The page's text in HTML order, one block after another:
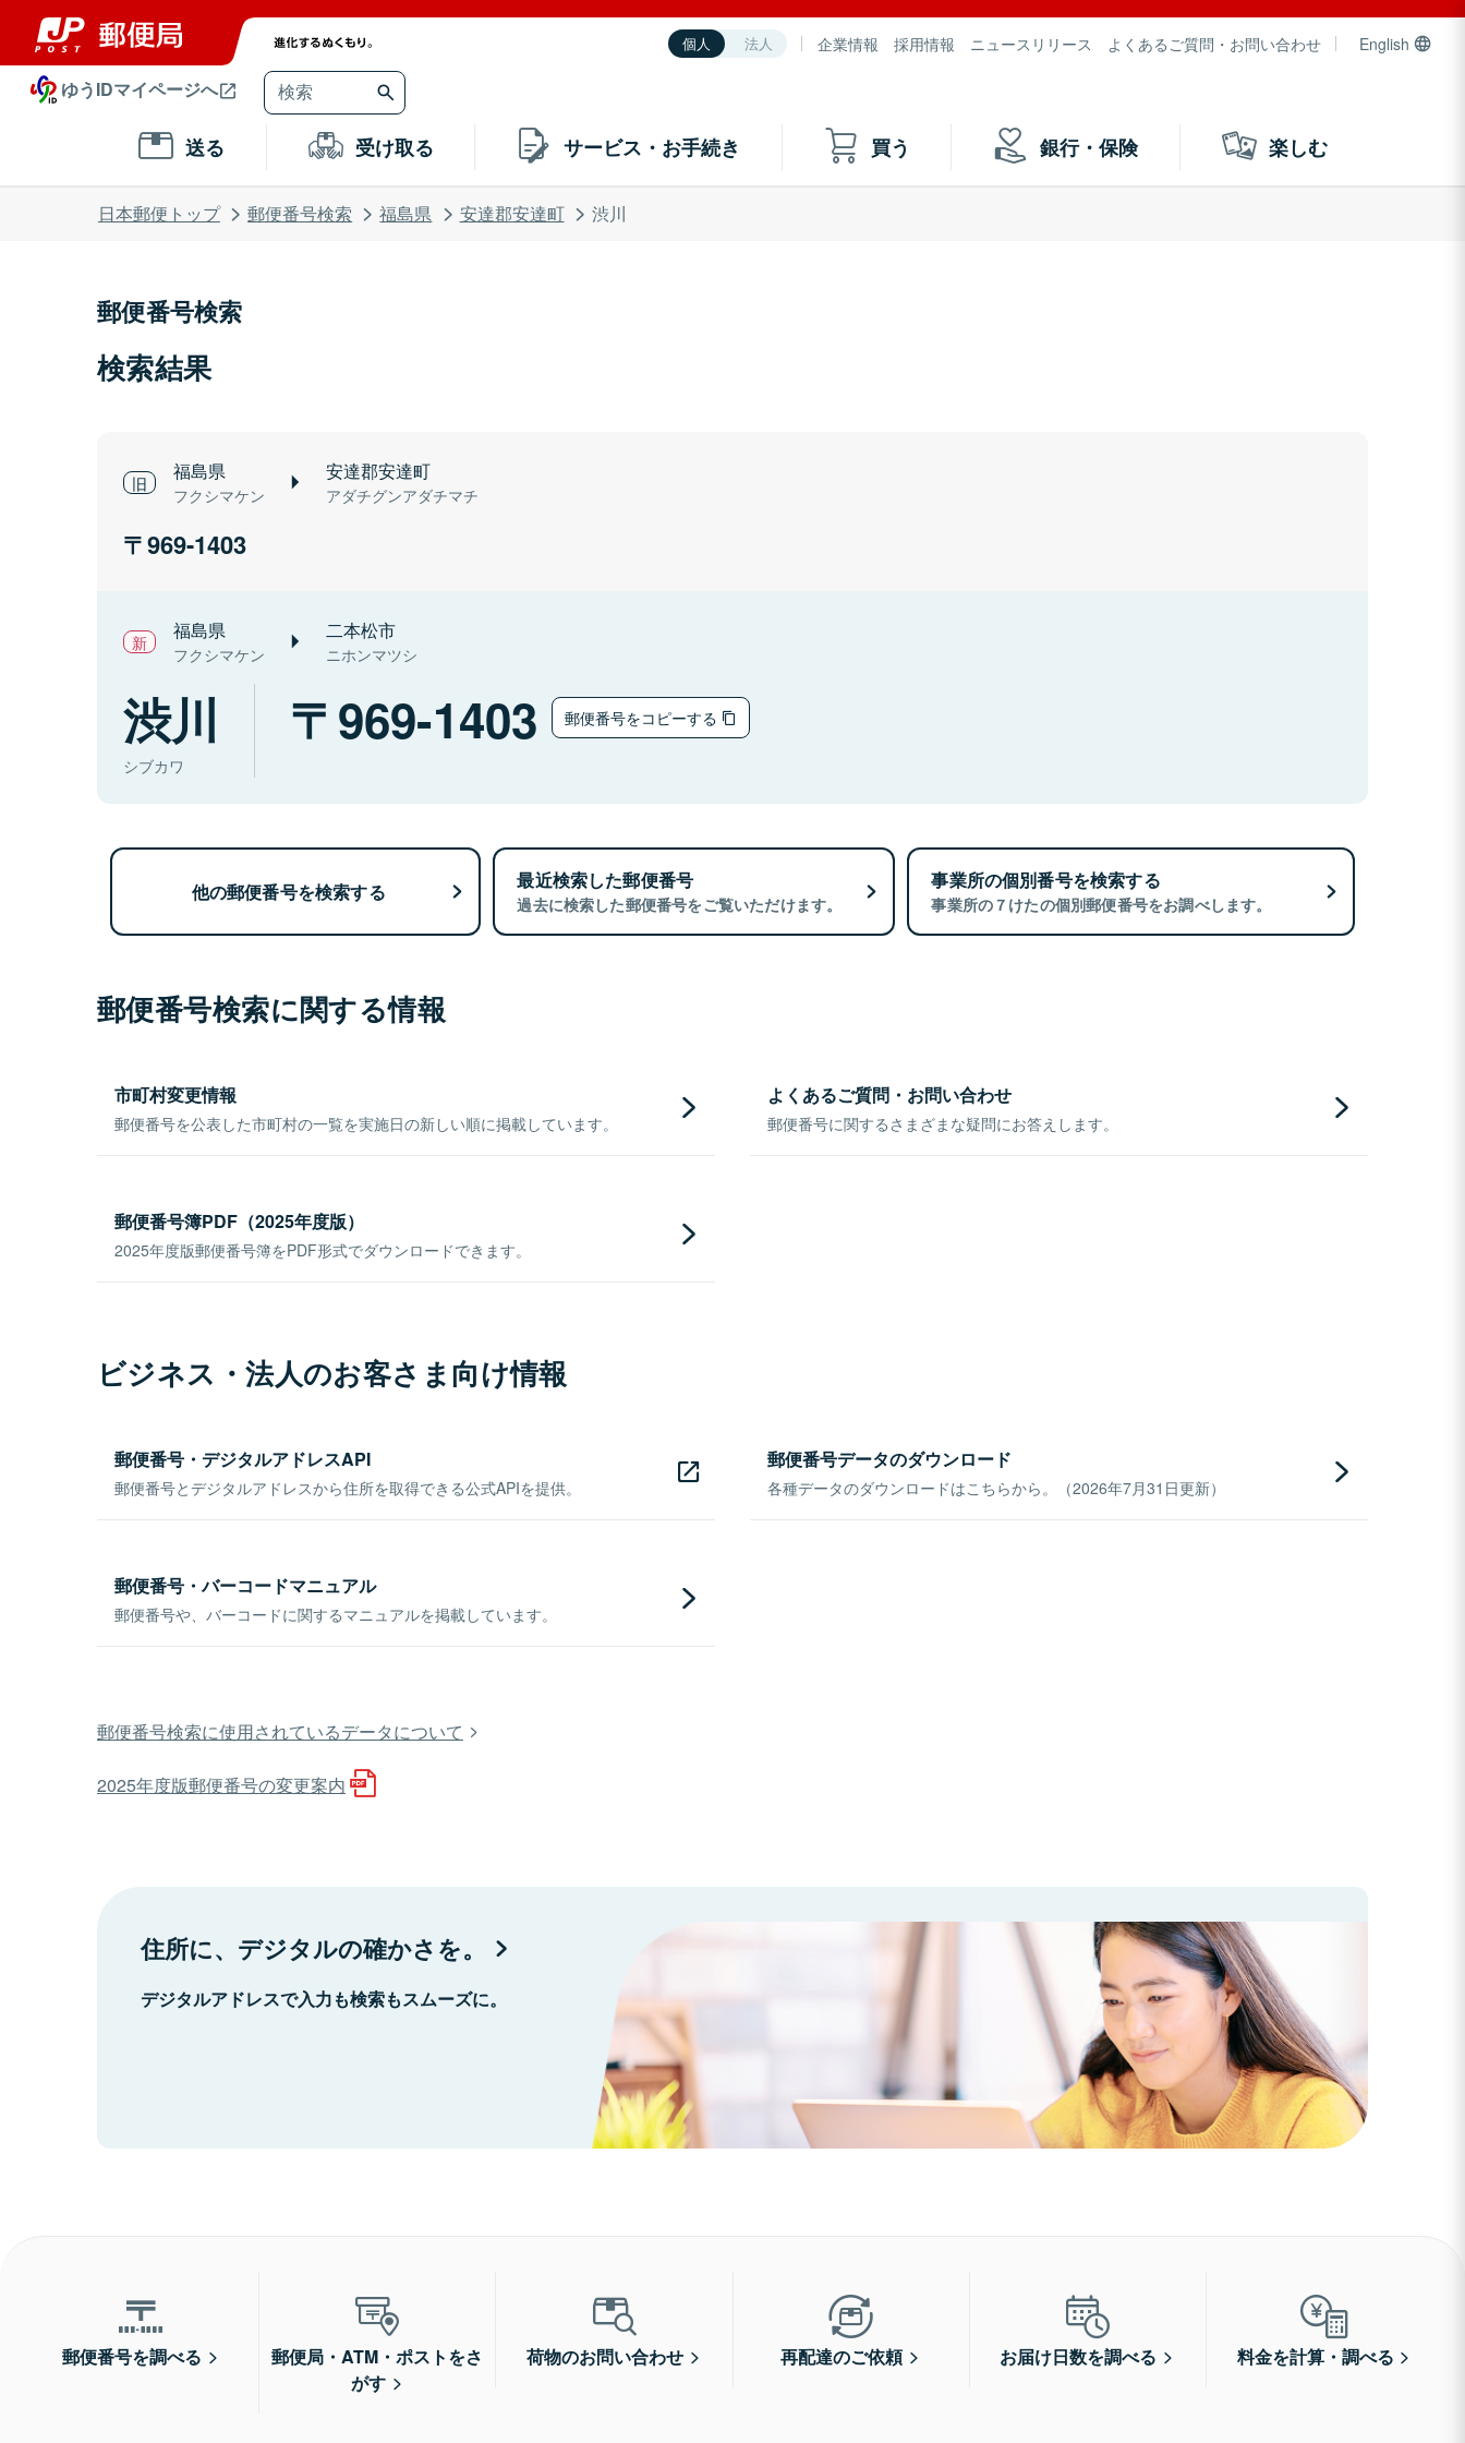
個人 法人 企業情報 採用情報 ニュースリリース よくあるご質問・お問い合わせ English
ゆうIDマイページへ
送る 受け取る サービス・お手続き 買う 銀行・保険 楽しむ
日本郵便トップ 郵便番号検索 福島県 安達郡安達町 渋川
郵便番号検索
検索結果
福島県
フクシマケン
安達郡安達町
アダチグンアダチマチ
969-1403
福島県
フクシマケン
二本松市
ニホンマツシ
渋川
シブカワ
969-1403 郵便番号をコピーする
他の郵便番号を検索する 最近検索した郵便番号
過去に検索した郵便番号をご覧いただけます。
事業所の個別番号を検索する
事業所の７けたの個別郵便番号をお調べします。
郵便番号検索に関する情報
市町村変更情報
郵便番号を公表した市町村の一覧を実施日の新しい順に掲載しています。
よくあるご質問・お問い合わせ
郵便番号に関するさまざまな疑問にお答えします。
郵便番号簿PDF（2025年度版）
2025年度版郵便番号簿をPDF形式でダウンロードできます。
ビジネス・法人のお客さま向け情報
郵便番号・デジタルアドレスAPI
郵便番号とデジタルアドレスから住所を取得できる公式APIを提供。
郵便番号データのダウンロード
各種データのダウンロードはこちらから。（2026年7月31日更新）
郵便番号・バーコードマニュアル
郵便番号や、バーコードに関するマニュアルを掲載しています。
郵便番号検索に使用されているデータについて
2025年度版郵便番号の変更案内
住所に、デジタルの確かさを。
デジタルアドレスで入力も検索もスムーズに。
郵便番号を調べる
郵便局・ATM・ポストをさ
がす
荷物のお問い合わせ 再配達のご依頼 お届け日数を調べる 料金を計算・調べる